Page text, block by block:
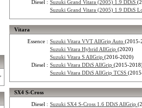
Diesel : Suzuki Grand Vitara (2005) 1.9 DDiS
Suzuki Grand Vitara (2005) 1.9 DDiS
Vitara
Essence : Suzuki Vitara VVT AllGrip Auto (2015-
Suzuki Vitara Hybrid AllGrip (2020)
Suzuki Vitara S AllGrip (2016-2020)
Diesel : Suzuki Vitara DDiS AllGrip (2015-
Suzuki Vitara DDiS AllGrip TCSS
SX4 S-Cross
Diesel : Suzuki SX4 S-Cross 1.6 DDiS AllGrip